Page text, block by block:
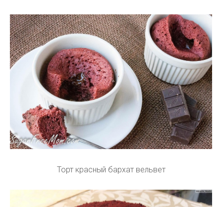
Торт красный бархат вельвет